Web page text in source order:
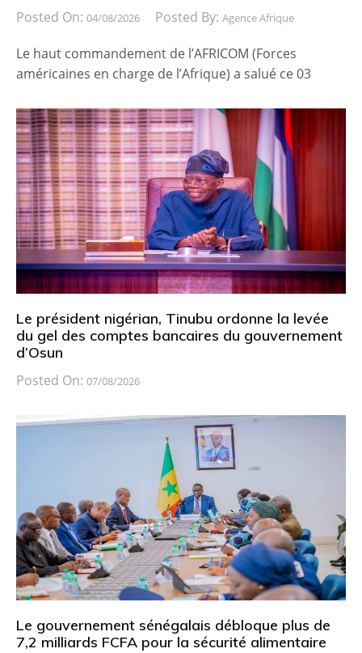
Posted On: 04/08/2026 Posted By: Agence Afrique
Le haut commandement de l’AFRICOM (Forces
américaines en charge de l’Afrique) a salué ce 03
Le président nigérian, Tinubu ordonne la levée
du gel des comptes bancaires du gouvernement
d’Osun
Posted On: 07/08/2026
Le gouvernement sénégalais débloque plus de
7,2 milliards FCFA pour la sécurité alimentaire